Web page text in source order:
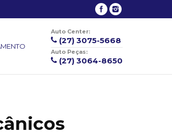
Auto Center:
(27) 3075-5668
Auto Peças:
(27) 3064-8650